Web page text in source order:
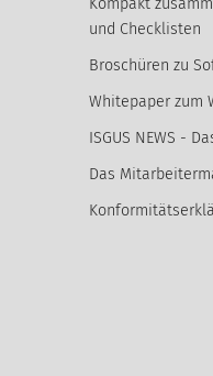
und Checklisten
Broschüren zu
Whitepaper zum
ISGUS NEWS -
Das